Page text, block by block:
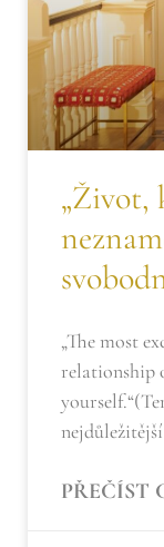
„Život,
„The most
relationship
PŘEČÍST